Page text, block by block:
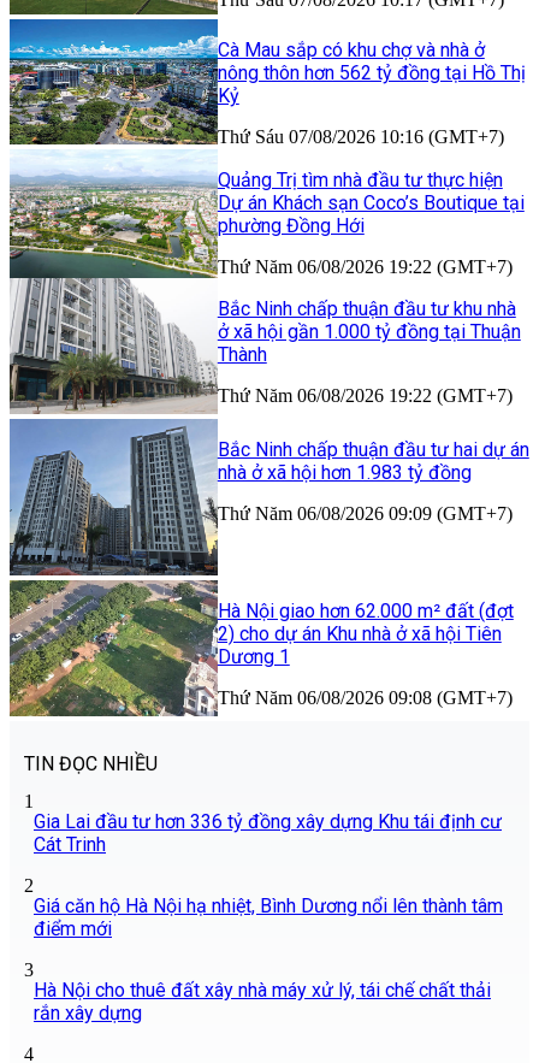
Cà Mau sắp có khu chợ và nhà ở
nông thôn hơn 562 tỷ đồng tại Hồ Thị
Kỷ
Thứ Sáu 07/08/2026 10:16 (GMT+7)
Quảng Trị tìm nhà đầu tư thực hiện
Dự án Khách sạn Coco’s Boutique tại
phường Đồng Hới
Thứ Năm 06/08/2026 19:22 (GMT+7)
Bắc Ninh chấp thuận đầu tư khu nhà
ở xã hội gần 1.000 tỷ đồng tại Thuận
Thành
Thứ Năm 06/08/2026 19:22 (GMT+7)
Bắc Ninh chấp thuận đầu tư hai dự án
nhà ở xã hội hơn 1.983 tỷ đồng
Thứ Năm 06/08/2026 09:09 (GMT+7)
Hà Nội giao hơn 62.000 m² đất (đợt
2) cho dự án Khu nhà ở xã hội Tiên
Dương 1
Thứ Năm 06/08/2026 09:08 (GMT+7)
TIN ĐỌC NHIỀU
1
Gia Lai đầu tư hơn 336 tỷ đồng xây dựng Khu tái định cư
Cát Trinh
2
Giá căn hộ Hà Nội hạ nhiệt, Bình Dương nổi lên thành tâm
điểm mới
3
Hà Nội cho thuê đất xây nhà máy xử lý, tái chế chất thải
rắn xây dựng
4